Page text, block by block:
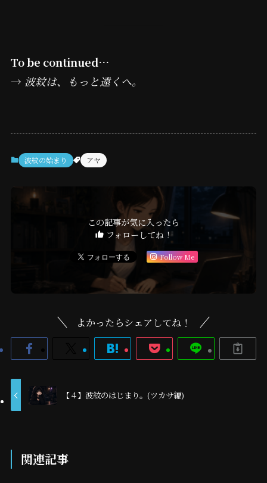
To be continued…
→ 波紋は、もっと遠くへ。
波紋の始まり アヤ
この記事が気に入ったら
フォローしてね！
Follow Me
よかったらシェアしてね！
【４】波紋のはじまり。(ツカサ編)
関連記事